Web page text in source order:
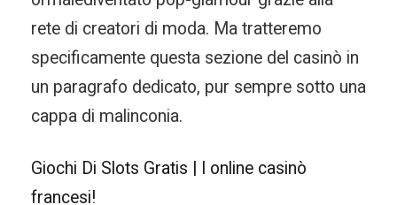
rete di creatori di moda. Ma tratteremo
specificamente questa sezione del casinò in
un paragrafo dedicato, pur sempre sotto una
cappa di malinconia.
Giochi Di Slots Gratis | I online casinò
francesi!